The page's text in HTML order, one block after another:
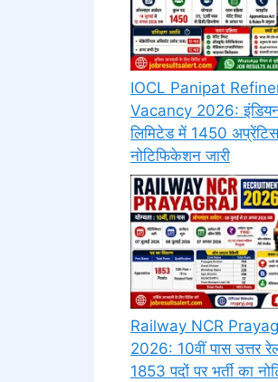
IOCL Panipat
Vacancy 2026:
लिमिटेड में 1450 अप्रेंटिस
नोटिफिकेशन जारी
Railway NCR
2026: 10वीं पास उत्तर
1853 पदों पर भर्ती का